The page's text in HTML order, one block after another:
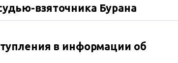
взяточника Бурана
в информации об